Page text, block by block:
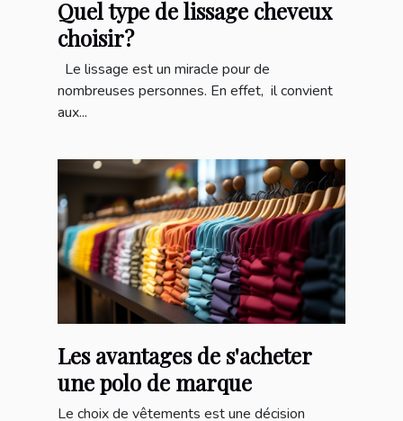
Quel type de lissage cheveux
choisir?
Le lissage est un miracle pour de
nombreuses personnes. En effet, il convient
aux...
Les avantages de s'acheter
une polo de marque
Le choix de vêtements est une décision